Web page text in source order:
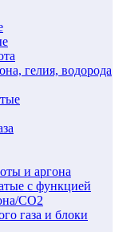
гелия, водорода
и аргона
c функцией
СО2
газа и блоки